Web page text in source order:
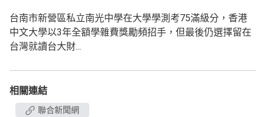
台南市新營區私立南光中學在大學學測考75滿級分，香港
中文大學以3年全額學雜費獎勵頻招手，但最後仍選擇留在
台灣就讀台大財...
相關連結
聯合新聞網